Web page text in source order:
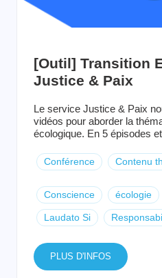
[Outil] Transition
Justice & Paix
Le service Justice & Paix
vidéos pour aborder la
écologique. En 5 épisodes
Conférence Contenu
Conscience écologie
Laudato Si
PLUS D'INFOS